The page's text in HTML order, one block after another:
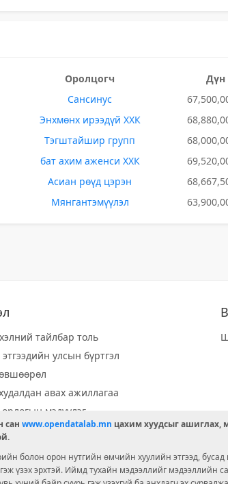
Оролцогч Дүн
Сансинус
Энхмөнх ирээдүй ХХК
Тэгштайшир групп
бат ахим аженси ХХК
Асиан рөүд цэрэн
Мянгантэмүүлэл
тайлбар толь
улсын бүртгэл
авах ажиллагаа
мэдүүлэг
хөгжлийн сан
сан www.opendatalab.mn цахим хуудсыг ашиглах,
болон орон нутгийн өмчийн хуулийн этгээд,
үзэх эрхтэй. Иймд тухайн мэдээллийг мэдээллийн